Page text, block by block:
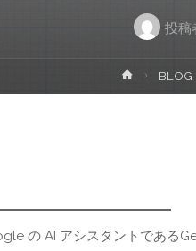
投稿
ホ
ー
BLOG
の AI アシスタントである